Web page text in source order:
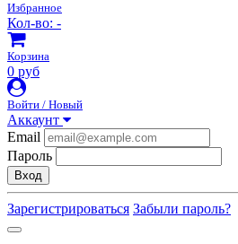
Избранное
Кол-во: -
Корзина
0 руб
Войти / Новый
Аккаунт
Email
Пароль
Вход
Зарегистрироваться Забыли пароль?